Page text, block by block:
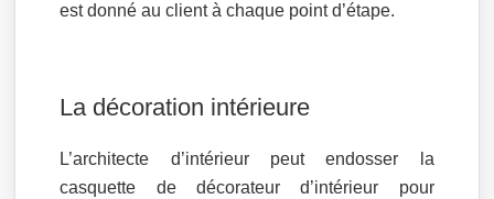
est donné au client à chaque point d’étape.
La décoration intérieure
L’architecte d’intérieur peut endosser la
casquette de décorateur d’intérieur pour